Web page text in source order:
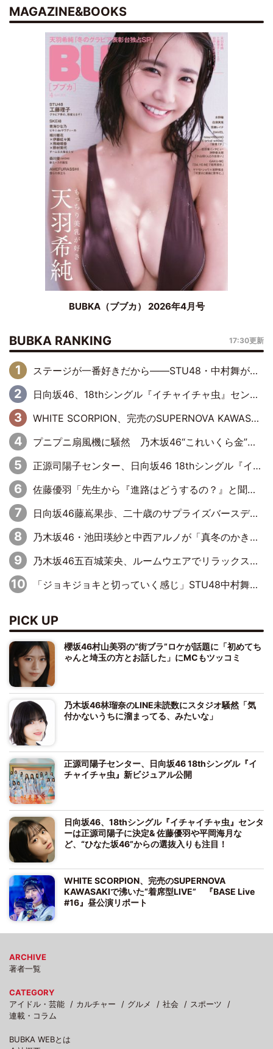
MAGAZINE&BOOKS
BUBKA（ブブカ） 2026年4月号
BUBKA RANKING 17:30更新
ステージが一番好きだから――STU48・中村舞が描く“これからの私”
日向坂46、18thシングル『イチャイチャ虫』センターは正源司陽子に決定& 佐藤優羽や平岡海月など、“ひなた坂46”からの選抜入りも注目！
WHITE SCORPION、完売のSUPERNOVA KAWASAKIで沸いた“着席型LIVE” 『BASE Live #16』昼公演リポート
プニプニ扇風機に騒然 乃木坂46“これいくら金”延長中は今回もわちゃわちゃ全開
正源司陽子センター、日向坂46 18thシングル『イチャイチャ虫』新ビジュアル公開
佐藤優羽「先生から『進路はどうするの？』と聞かれて。『実は……』とXのトレンドで1位になっているスマホを見せました」【日向坂46『五期生LIVE』開催記念 五期生“変革”ドキュメンタリー③】
日向坂46藤嶌果歩、二十歳のサプライズバースデーに大喜び「頼られる先輩になれるように努力していきたい」
乃木坂46・池田瑛紗と中西アルノが「真冬のかき氷」騒動で火花散らす！ 因縁の裏にあるのは、逆境をともに“凌”ぐ似た者同士の絆
乃木坂46五百城茉央、ルームウエアでリラックス「今回のグラビアを見て成長を感じていただけるとうれしい」
「ジョキジョキと切っていく感じ」STU48中村舞、新しい挑戦は自らの手で
PICK UP
櫻坂46村山美羽の“街ブラ”ロケが話題に「初めてち
ゃんと埼玉の方とお話した」にMCもツッコミ
乃木坂46林瑠奈のLINE未読数にスタジオ騒然「気
付かないうちに溜まってる、みたいな」
正源司陽子センター、日向坂46 18thシングル『イ
チャイチャ虫』新ビジュアル公開
日向坂46、18thシングル『イチャイチャ虫』センタ
ーは正源司陽子に決定& 佐藤優羽や平岡海月な
ど、“ひなた坂46”からの選抜入りも注目！
WHITE SCORPION、完売のSUPERNOVA
KAWASAKIで沸いた“着席型LIVE” 『BASE Live
#16』昼公演リポート
ARCHIVE
著者一覧
CATEGORY
アイドル・芸能
カルチャー グルメ 社会
スポーツ
連載・コラム
BUBKA WEBとは